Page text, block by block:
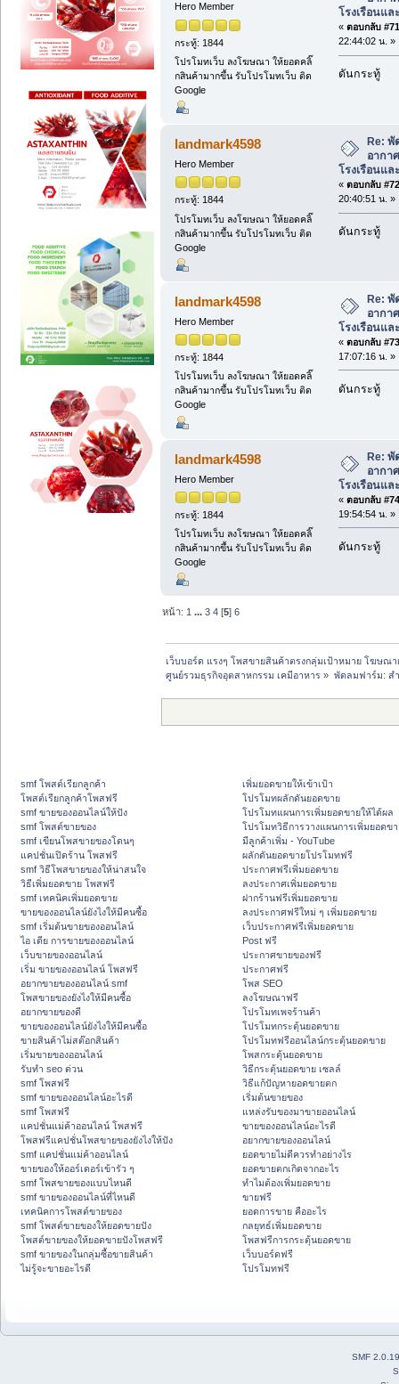
Hero Member
กระทู้: 1844
โปรโมทเว็บ ลงโฆษณา ให้ยอดคลิ๊
กสินค้ามากขึ้น รับโปรโมทเว็บ ติด
Google
โรงเรือนแ
« ตอบกลับ
22:44:02 น. »
ดันกระทู้
landmark4598
Hero Member
กระทู้: 1844
โปรโมทเว็บ ลงโฆษณา ให้ยอดคลิ๊
กสินค้ามากขึ้น รับโปรโมทเว็บ ติด
Google
Re:
อากา
โรงเรือนแ
« ตอบกลับ
20:40:51 น. »
ดันกระทู้
landmark4598
Hero Member
กระทู้: 1844
โปรโมทเว็บ ลงโฆษณา ให้ยอดคลิ๊
กสินค้ามากขึ้น รับโปรโมทเว็บ ติด
Google
Re: พั
อากา
โรงเรือนแ
« ตอบกลับ
17:07:16 น. »
ดันกระทู้
landmark4598
Hero Member
กระทู้: 1844
โปรโมทเว็บ ลงโฆษณา ให้ยอดคลิ๊
กสินค้ามากขึ้น รับโปรโมทเว็บ ติด
Google
Re: พั
อากา
โรงเรือนแ
« ตอบกลับ
19:54:54 น. »
ดันกระทู้
หน้า: 1 ...3 4 [5]6
เว็บบอร์ด แรงๆ โพสขายสินค้าตรงกลุ่มเป้าหมาย โฆษณ
ศูนย์รวมธุรกิจอุตสาหกรรม เคมีอาหาร » พัดลมฟาร์ม: ส
smf โพสต์เรียกลูกค้า
โพสต์เรียกลูกค้าโพสฟรี
smf ขายของออนไลน์ให้ปัง
smf โพสต์ขายของ
smf เขียนโพสขายของโดนๆ
แคปชั่นเปิดร้าน โพสฟรี
smf วิธีโพสขายของให้น่าสนใจ
วิธีเพิ่มยอดขาย โพสฟรี
smf เทคนิคเพิ่มยอดขาย
ขายของออนไลน์ยังไงให้มีคนซื้อ
smf เริ่มต้นขายของออนไลน์
ไอ เดีย การขายของออนไลน์
เว็บขายของออนไลน์
เริ่ม ขายของออนไลน์ โพสฟรี
อยากขายของออนไลน์ smf
โพสขายของยังไงให้มีคนซื้อ
อยากขายของดี
ขายของออนไลน์ยังไงให้มีคนซื้อ
ขายสินค้าไม่สต๊อกสินค้า
เริ่มขายของออนไลน์
รับทำ seo ด่วน
smf โพสฟรี
smf ขายของออนไลน์อะไรดี
smf โพสฟรี
แคปชั่นแม่ค้าออนไลน์ โพสฟรี
โพสฟรีแคปชั่นโพสขายของยังไงให้ปัง
smf แคปชั่นแม่ค้าออนไลน์
ขายของให้ออร์เดอร์เข้ารัว ๆ
smf โพสขายของแบบไหนดี
smf ขายของออนไลน์ที่ไหนดี
เทคนิคการโพสต์ขายของ
smf โพสต์ขายของให้ยอดขายปัง
โพสต์ขายของให้ยอดขายปังโพสฟรี
smf ขายของในกลุ่มซื้อขายสินค้า
ไม่รู้จะขายอะไรดี
เพิ่มยอดขายให้เข้าเป้า
โปรโมทผลักดันยอดขาย
โปรโมทแผนการเพิ่มยอดขายให้ได้ผล
โปรโมทวิธีการวางแผนการเพิ่มยอดข
มีลูกค้าเพิ่ม - YouTube
ผลักดันยอดขายโปรโมทฟรี
ประกาศฟรีเพิ่มยอดขาย
ลงประกาศเพิ่มยอดขาย
ฝากร้านฟรีเพิ่มยอดขาย
ลงประกาศฟรีใหม่ ๆ เพิ่มยอดขาย
เว็บประกาศฟรีเพิ่มยอดขาย
Post ฟรี
ประกาศขายของฟรี
ประกาศฟรี
โพส SEO
ลงโฆษณาฟรี
โปรโมทเพจร้านค้า
โปรโมทกระตุ้นยอดขาย
โปรโมทฟรีออนไลน์กระตุ้นยอดขาย
โพสกระตุ้นยอดขาย
วิธีกระตุ้นยอดขาย เซลล์
วิธีแก้ปัญหายอดขายตก
เริ่มต้นขายของ
แหล่งรับของมาขายออนไลน์
ขายของออนไลน์อะไรดี
อยากขายของออนไลน์
ยอดขายไม่ดีควรทำอย่างไร
ยอดขายตกเกิดจากอะไร
ทำไมต้องเพิ่มยอดขาย
ขายฟรี
ยอดการขาย คืออะไร
กลยุทธ์เพิ่มยอดขาย
โพสฟรีการกระตุ้นยอดขาย
เว็บบอร์ดฟรี
โปรโมทฟรี
SMF 2.0.19